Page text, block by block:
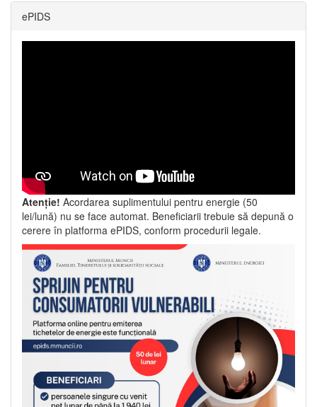
ePIDS
Atenție! Acordarea suplimentului pentru energie (50
lei/lună) nu se face automat. Beneficiarii trebuie să depună o
cerere în platforma ePIDS, conform procedurii legale.